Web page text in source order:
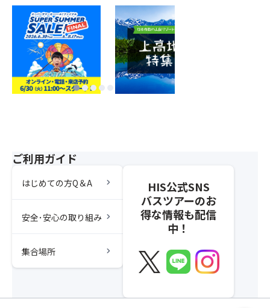
ご利用ガイド
はじめての方Q＆A chevron_right
安全･安心の取り組み chevron_right
集合場所 chevron_right
HIS公式SNS
バスツアーのお
得な情報も配信
中！